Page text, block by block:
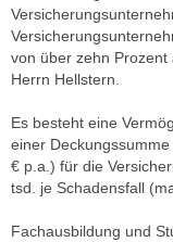
von über zehn
Herrn Hellstern.
Es besteht eine
einer
€ p.a.) für die
tsd. je Schadensfall
Fachausbildung und